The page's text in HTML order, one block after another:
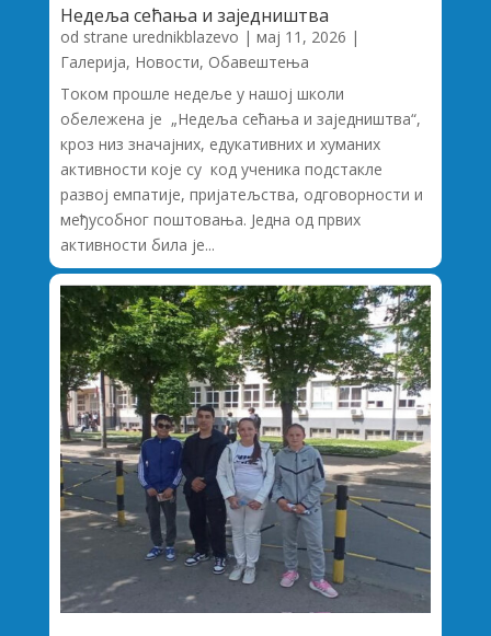
Недеља сећања и заједништва
od strane urednikblazevo | мај 11, 2026 |
Галерија, Новости, Обавештења
Током прошле недеље у нашој школи
обележена је „Недеља сећања и заједништва“,
кроз низ значајних, едукативних и хуманих
активности које су код ученика подстакле
развој емпатије, пријатељства, одговорности и
међусобног поштовања. Једна од првих
активности била је...